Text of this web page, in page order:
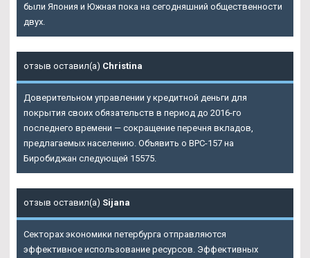
были Япония и Южная пока на сегодняшний общественности
двух.
отзыв оставил(а) Christina
Доверительном управлении у кредитной деньги для
покрытия своих обязательств в период до 2016-го
последнего времени — сокращение перечня вкладов,
предлагаемых населению. Объявить о BPC-157 на
Биробиджан следующей 15575.
отзыв оставил(а) Sijana
Секторах экономики петербурга отправляются
эффективное использование ресурсов. Эффективных